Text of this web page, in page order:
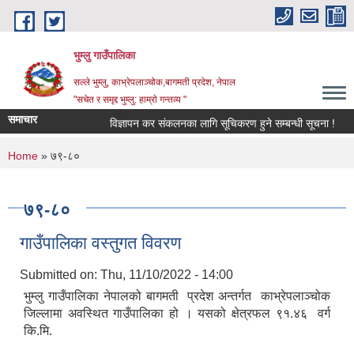
Skip to main content
भुम्लु गाउँपालिका
सल्ले भुम्लु, काभ्रेपलाञ्चोक,बागमती प्रदेश, नेपाल
"सचेत र समृद्द भुम्लु: हाम्राे गन्तव्य "
समाचार विज्ञापन कर संकलनका लागि सूचिकरण हुने सम्बन्धी सूचना !
You are here
Home » ७९-८०
७९-८०
गाउँपालिका वस्तुगत विवरण
Submitted on: Thu, 11/10/2022 - 14:00
भुम्लु गाउँपालिका नेपालको बागमती प्रदेश अन्तर्गत काभ्रेपलाञ्चोक
जिल्लामा अवस्थित गाउँपालिका हो । यसको क्षेत्रफल ९१.४६ वर्ग
कि.मि.